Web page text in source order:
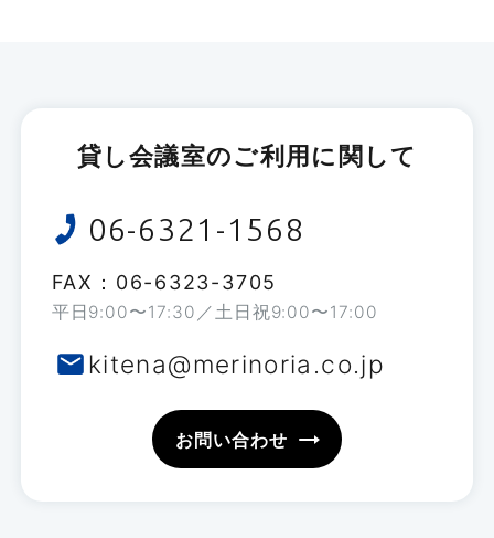
貸し会議室のご利用に関して
06-6321-1568
FAX：06-6323-3705
平日 9:00〜17:30 ／土日祝9:00〜17:00
kitena@merinoria.co.jp
お問い合わせ